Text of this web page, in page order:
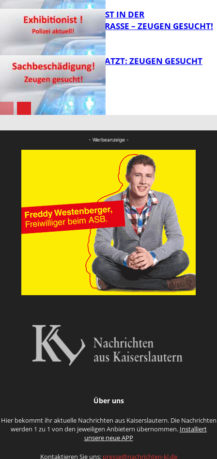
EXHIBITIONIST IN DER
VELMANNSTRASSE – ZEUGEN GESUCHT!
AUTO ZERKRATZT: ZEUGEN GESUCHT
- Werbeanzeige -
Über uns
Hier bekommt ihr aktuelle Nachrichten aus Kaiserslautern. Die Nachrichten
werden 1 zu 1 von den jeweiligen Anbietern übernommen. Installiert
unsere neue APP
Kontaktieren Sie uns: presse@nachrichten-kl.de